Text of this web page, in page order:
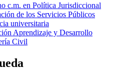
c.m. en Política Jurisdiccional
de los Servicios Públicos
universitaria
Aprendizaje y Desarrollo
Civil